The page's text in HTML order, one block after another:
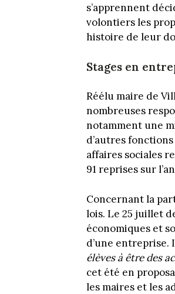
s’apprennent
volontiers les
histoire de leur
Stages en
Réélu maire de
nombreuses
notamment une
d’autres
affaires sociales
91 reprises sur
Concernant la
lois. Le 25 juillet
économiques et
d’une entreprise.
élèves à être des
cet été en
les maires et les